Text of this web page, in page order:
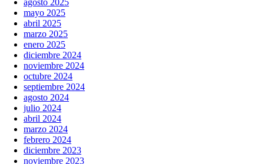
mayo 2025
abril 2025
marzo 2025
enero 2025
diciembre 2024
noviembre 2024
octubre 2024
septiembre 2024
agosto 2024
julio 2024
abril 2024
marzo 2024
febrero 2024
diciembre 2023
noviembre 2023